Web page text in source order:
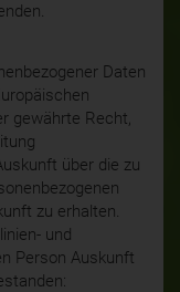
Daten
gewährte Recht,
über die zu
zu erhalten.
und
Person Auskunft